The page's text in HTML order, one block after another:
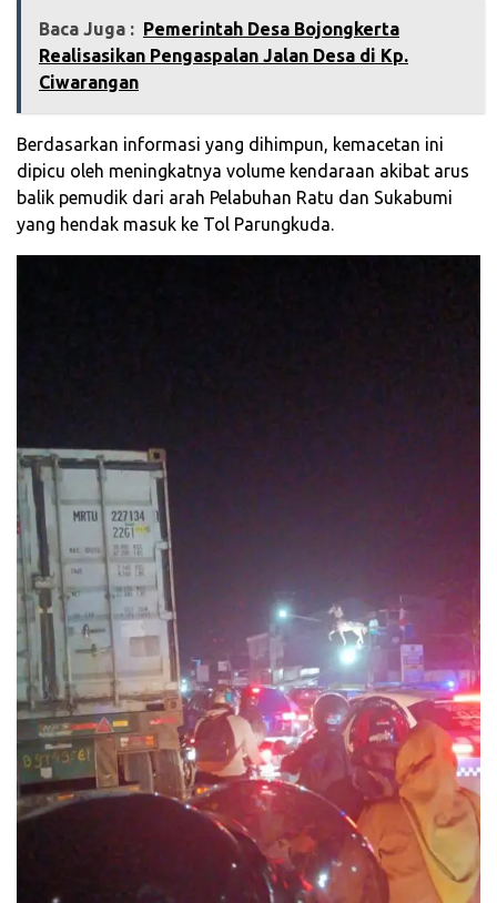
Baca Juga : ‎Pemerintah Desa Bojongkerta
Realisasikan Pengaspalan Jalan Desa di Kp.
Ciwarangan
Berdasarkan informasi yang dihimpun, kemacetan ini
dipicu oleh meningkatnya volume kendaraan akibat arus
balik pemudik dari arah Pelabuhan Ratu dan Sukabumi
yang hendak masuk ke Tol Parungkuda.